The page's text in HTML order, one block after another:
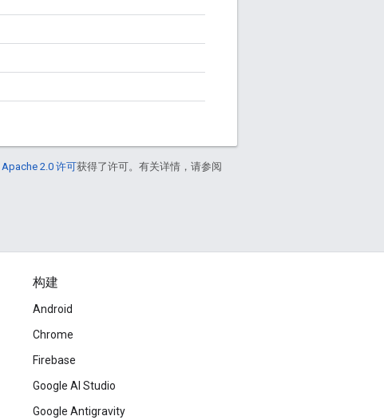
Apache 2.0 许可获得了许可。有关详情，请参阅
构建
Android
Chrome
Firebase
Google AI Studio
Google Antigravity